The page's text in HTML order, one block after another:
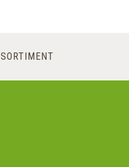
SORTIMENT